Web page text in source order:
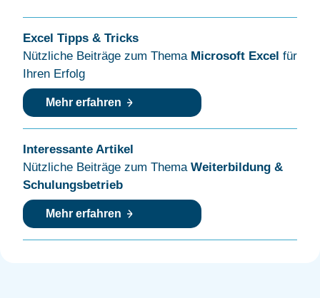
Excel Tipps & Tricks
Nützliche Beiträge zum Thema Microsoft Excel für
Ihren Erfolg
Mehr erfahren
Interessante Artikel
Nützliche Beiträge zum Thema Weiterbildung &
Schulungsbetrieb
Mehr erfahren